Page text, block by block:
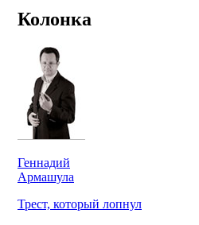
Колонка
Геннадий
Армашула
Трест, который лопнул